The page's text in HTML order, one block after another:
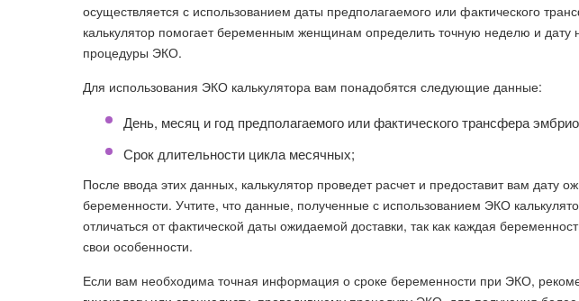
осуществляется с использованием даты предполагаемого или фактического
калькулятор помогает беременным женщинам определить точную неделю и дату
процедуры ЭКО.
Для использования ЭКО калькулятора вам понадобятся следующие данные:
День, месяц и год предполагаемого или фактического трансфера
Срок длительности цикла месячных;
После ввода этих данных, калькулятор проведет расчет и предоставит вам дату
беременности. Учтите, что данные, полученные с использованием ЭКО
отличаться от фактической даты ожидаемой доставки, так как каждая
свои особенности.
Если вам необходима точная информация о сроке беременности при ЭКО,